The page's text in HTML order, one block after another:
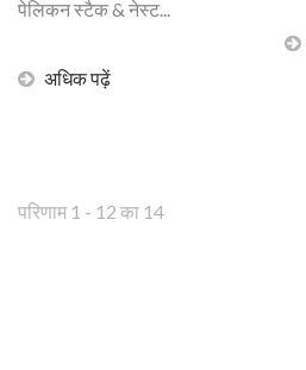
पेलिकन स्टैक & नेस्ट...
अधिक पढ़ें
परिणाम 1 - 12 का 14